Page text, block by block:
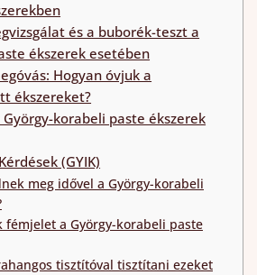
és a buborék-teszt a
ékszerek esetében
Hogyan óvjuk a
ékszereket?
korabeli paste ékszerek
(GYIK)
meg idővel a György-korabeli
fémjelet a György-korabeli paste
tisztítóval tisztítani ezeket